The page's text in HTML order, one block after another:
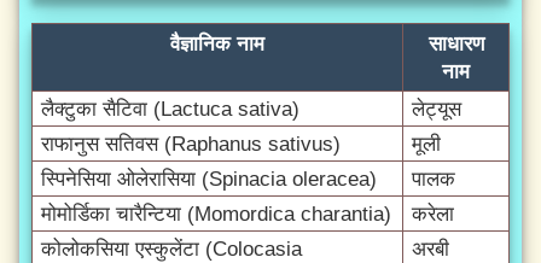
वैज्ञानिक नाम
साधारण
नाम
लैक्टुका सैटिवा (Lactuca sativa)
लेट्यूस
राफानुस सतिवस (Raphanus sativus)
मूली
स्पिनेसिया ओलेरासिया (Spinacia oleracea)
पालक
मोमोर्डिका चारैन्टिया (Momordica charantia)
करेला
कोलोकसिया एस्कुलेंटा (Colocasia
अरबी